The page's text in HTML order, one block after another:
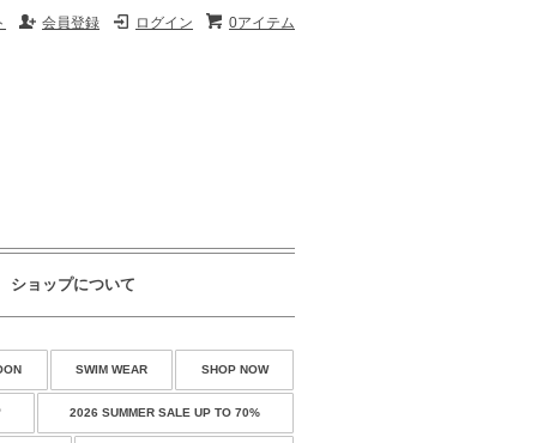
0アイテム
ログイン
会員登録
ショップについて
SWIM WEAR SHOP NOW
2026 SUMMER SALE UP TO 70%